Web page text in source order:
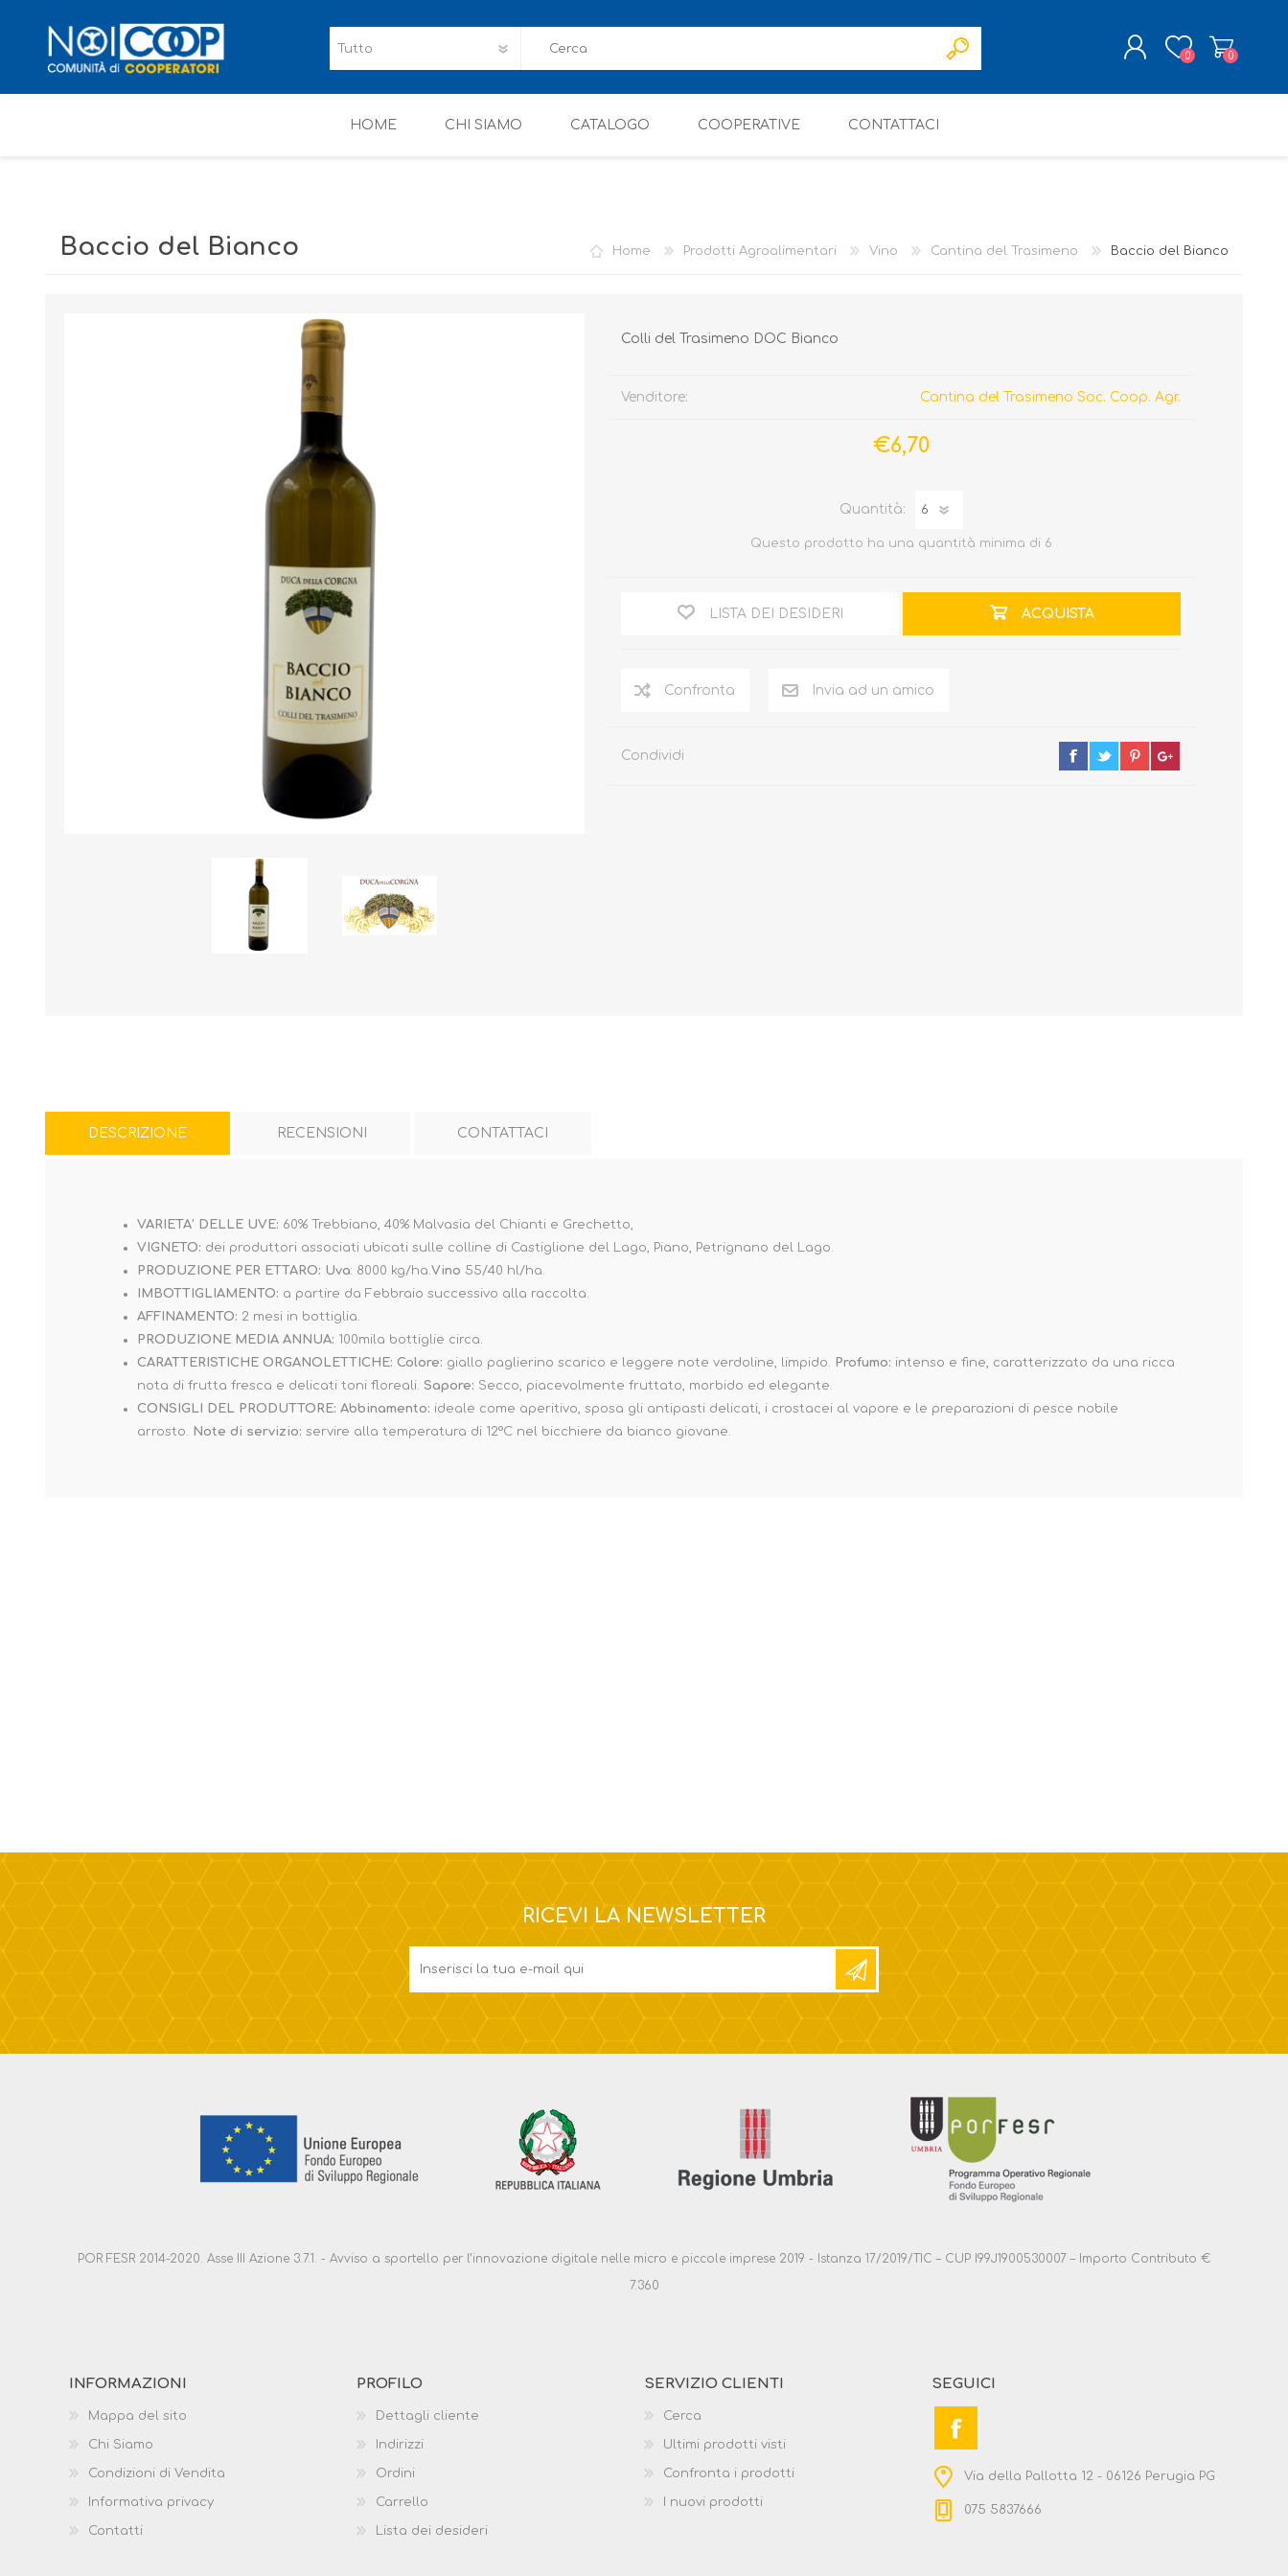
0 0
HOME CHI SIAMO CATALOGO COOPERATIVE CONTATTACI
Home Prodotti Agroalimentari Vino Cantina del Trasimeno Baccio del Bianco
Baccio del Bianco
Colli del Trasimeno DOC Bianco
Venditore: Cantina del Trasimeno Soc. Coop. Agr.
€6,70
Quantità:
Questo prodotto ha una quantità minima di 6
LISTA DEI DESIDERI ACQUISTA
Condividi
DESCRIZIONE RECENSIONI CONTATTACI
VARIETA’ DELLE UVE: 60% Trebbiano, 40% Malvasia del Chianti e Grechetto,
VIGNETO: dei produttori associati ubicati sulle colline di Castiglione del Lago, Piano, Petrignano del Lago.
PRODUZIONE PER ETTARO: Uva: 8000 kg/ha.Vino 55/40 hl/ha.
IMBOTTIGLIAMENTO: a partire da Febbraio successivo alla raccolta.
AFFINAMENTO: 2 mesi in bottiglia.
PRODUZIONE MEDIA ANNUA: 100mila bottiglie circa.
CARATTERISTICHE ORGANOLETTICHE: Colore: giallo paglierino scarico e leggere note verdoline, limpido. Profumo: intenso e fine, caratterizzato da una ricca
nota di frutta fresca e delicati toni floreali. Sapore: Secco, piacevolmente fruttato, morbido ed elegante.
CONSIGLI DEL PRODUTTORE: Abbinamento: ideale come aperitivo, sposa gli antipasti delicati, i crostacei al vapore e le preparazioni di pesce nobile
arrosto. Note di servizio: servire alla temperatura di 12°C nel bicchiere da bianco giovane.
RICEVI LA NEWSLETTER
POR FESR 2014-2020. Asse III Azione 3.7.1. - Avviso a sportello per l’innovazione digitale nelle micro e piccole imprese 2019 - Istanza 17/2019/TIC – CUP I99J1900530007 – Importo Contributo €
7.360
INFORMAZIONI
Mappa del sito
Chi Siamo
Condizioni di Vendita
Informativa privacy
Contatti
PROFILO
Dettagli cliente
Indirizzi
Ordini
Carrello
Lista dei desideri
SERVIZIO CLIENTI
Cerca
Ultimi prodotti visti
Confronta i prodotti
I nuovi prodotti
SEGUICI
Via della Pallotta 12 - 06126 Perugia PG
075 5837666